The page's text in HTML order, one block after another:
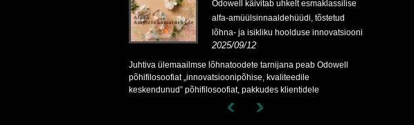
2025.07.25
Odowell käivitab uhkelt esmaklassilise
alfa-amüülsinnaaldehüüdi, tõstetud
lõhna- ja isikliku hoolduse innovatsiooni
2025/09/12
Juhtiva ülemaailmse lõhnatoodete tarnijana peab Odowell
põhifilosoofiat „innovatsioonipõhise, kvaliteedile
keskendunud” põhifilosoofiat, pakkudes klientidele
järjekindlalt paremaid lõhnalahendusi kogu maailmas.